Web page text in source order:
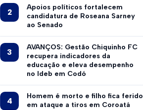
Apoios políticos fortalecem
candidatura de Roseana Sarney
ao Senado
AVANÇOS: Gestão Chiquinho FC
recupera indicadores da
educação e eleva desempenho
no Ideb em Codó
Homem é morto e filho fica ferido
em ataque a tiros em Coroatá